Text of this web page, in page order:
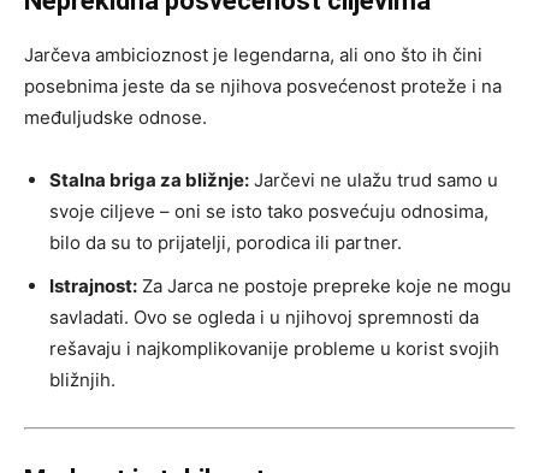
Jarčeva ambicioznost je legendarna, ali ono što ih čini
posebnima jeste da se njihova posvećenost proteže i na
međuljudske odnose.
Stalna briga za bližnje: Jarčevi ne ulažu trud samo u
svoje ciljeve – oni se isto tako posvećuju odnosima,
bilo da su to prijatelji, porodica ili partner.
Istrajnost: Za Jarca ne postoje prepreke koje ne mogu
savladati. Ovo se ogleda i u njihovoj spremnosti da
rešavaju i najkomplikovanije probleme u korist svojih
bližnjih.